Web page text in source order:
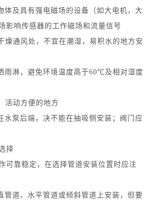
及具有强电磁场的设备（如大电机，大
影响传感器的工作磁场和流量信号
通风处，不宜在潮湿，易积水的地方安
淋，避免环境温度高于60℃及相对湿度
动方便的地方
泵后端，决不能在抽吸侧安装；阀门应
择
靠稳定，在选择管道安装位置时应注
道、水平管道或倾斜管道上安装，但要